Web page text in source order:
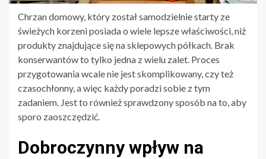
Chrzan domowy, który został samodzielnie starty ze
świeżych korzeni posiada o wiele lepsze właściwości, niż
produkty znajdujące się na sklepowych półkach. Brak
konserwantów to tylko jedna z wielu zalet. Proces
przygotowania wcale nie jest skomplikowany, czy też
czasochłonny, a więc każdy poradzi sobie z tym
zadaniem. Jest to również sprawdzony sposób na to, aby
sporo zaoszczędzić.
Dobroczynny wpływ na